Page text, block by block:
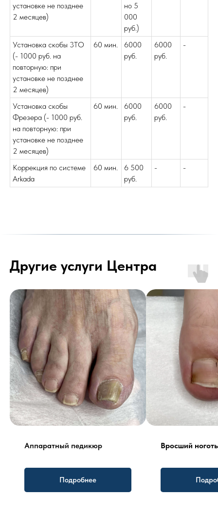
установке не позднее
2 месяцев)
но 5
000
руб.)
Установка скобы 3ТО
(- 1000 руб. на
повторную: при
установке не позднее
2 месяцев)
60 мин.
6000
руб.
6000
руб.
-
Установка скобы
Фрезера (- 1000 руб.
на повторную: при
установке не позднее
2 месяцев)
60 мин.
6000
руб.
6000
руб.
-
Коррекция по системе
Arkada
60 мин.
6 500
руб.
- -
Другие услуги Центра
Аппаратный педикюр
Подробнее
Вросший ноготь